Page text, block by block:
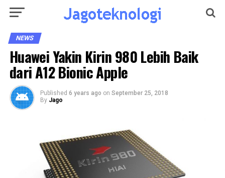
NEWS
Huawei Yakin Kirin 980 Lebih Baik
dari A12 Bionic Apple
Published 6 years ago on September 25, 2018
By Jago